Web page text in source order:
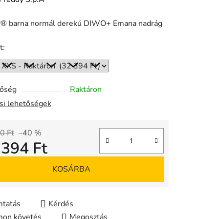
barna normál derekú DIWO+ Emana nadrág
Raktáron
lehetőségek
Ft –40 %
Ft
KOSÁRBA
Kérdés